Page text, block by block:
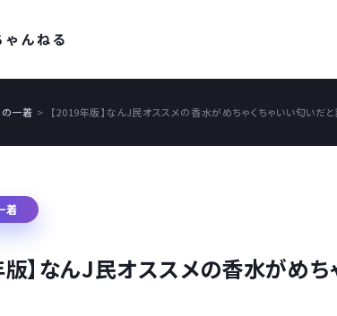
の一着 【2019年版】なんJ民オススメの香水がめちゃくちゃいい匂いだ
着
版】なんJ民オススメの香水がめ